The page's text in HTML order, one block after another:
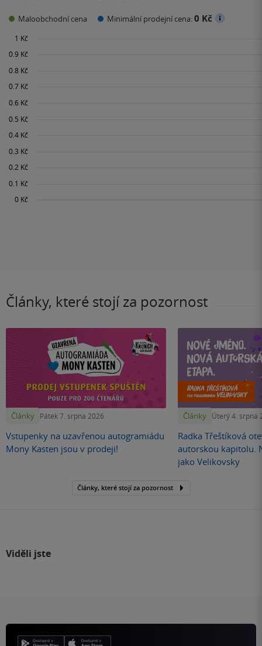
Maloobchodní cena Minimální prodejní cena:0 Kč
Články, které stojí za pozornost
Články Pátek 7. srpna 2026
Vstupenky na uzavřenou autogramiádu
Mony Kasten jsou v prodeji!
Články Úterý 4. srpna
Radka Třeštíková
autorskou kapitolu.
jako Velikovsky
Články, které stojí za pozornost
Viděli jste